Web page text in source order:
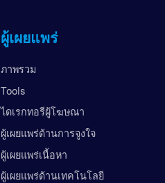
ผู้เผยแพร่
ภาพรวม
Tools
ไดเรกทอรีผู้โฆษณา
ผู้เผยแพร่ด้านการจูงใจ
ผู้เผยแพร่เนื้อหา
ผู้เผยแพร่ด้านเทคโนโลยี